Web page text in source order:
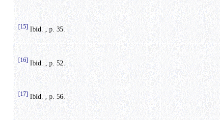
[15]Ibid. , p. 35.
[16] Ibid. , p. 52.
[17] Ibid. , p. 56.